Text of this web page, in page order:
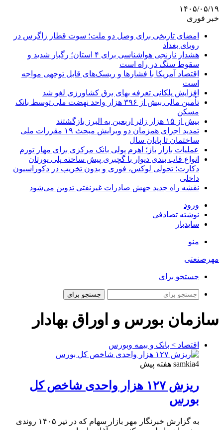
۱۴۰۵/۰۵/۱۹
خبر فوری
امضای تاریخی برای وصل دو ملت؛ سوت قطار زاگرس در
رویای بغداد
هشدار نارنجی هواشناسی برای ۴ استان؛ رگبار شدید و
سقوط سنگ در راه است
اقتصاد آمریکا با فشارها و ریسک‌های قابل توجهی مواجه
است
افزایش پلکانی تعرفه بهای برق کشاورزی لغو شد
تأمین مالی بیش از ۳۹۶ هزار واحد نهضت ملی توسط بانک
مسکن
بیش از ۱۵ هزار زائر اربعین به البرز بازگشتند
تمدید اجرای همزمان دو ویرایش مبحث ۱۹ مقررات ملی
ساختمان تا پایان سال
عملیات بازار باز؛ اهرم پولی بانک مرکزی برای مهار تورم
انواع قاب بندی دیوار با گچبری پیش ساخته پلی یورتان
دکارت؛ تحولی لوکس، فوری و بدون تخریب در دکوراسیون
داخلی
نقشه راه جدید جهش صادرات غیرنفتی تدوین می‌شود
ورود
نوشته تصادفی
سایدبار
منو
مهرصنعتی
جستجو برای
جستجو برای
سازمان بورس و اوراق بهادار
اقتصاد > بانک و بیمه وبورس
samkia4 هفته پیش
ریزش ۱۲۷ هزار واحدی شاخص کل
بورس
به گزارش خبرنگار مهر بازار سهام که در تیر ۱۴۰۵ روندی